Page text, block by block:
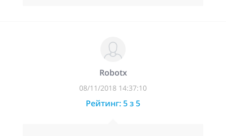
Robotx
08/11/2018 14:37:10
Рейтинг: 5 з 5